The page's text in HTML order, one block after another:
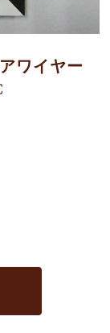
ワイヤー